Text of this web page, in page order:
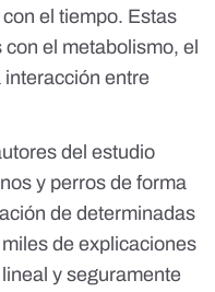
el tiempo. Estas
el metabolismo, el
entre
del estudio
y perros de forma
de determinadas
de explicaciones
y seguramente